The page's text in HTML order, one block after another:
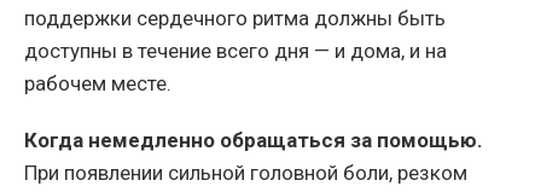
поддержки сердечного ритма должны быть
доступны в течение всего дня — и дома, и на
рабочем месте.
Когда немедленно обращаться за помощью.
При появлении сильной головной боли, резком